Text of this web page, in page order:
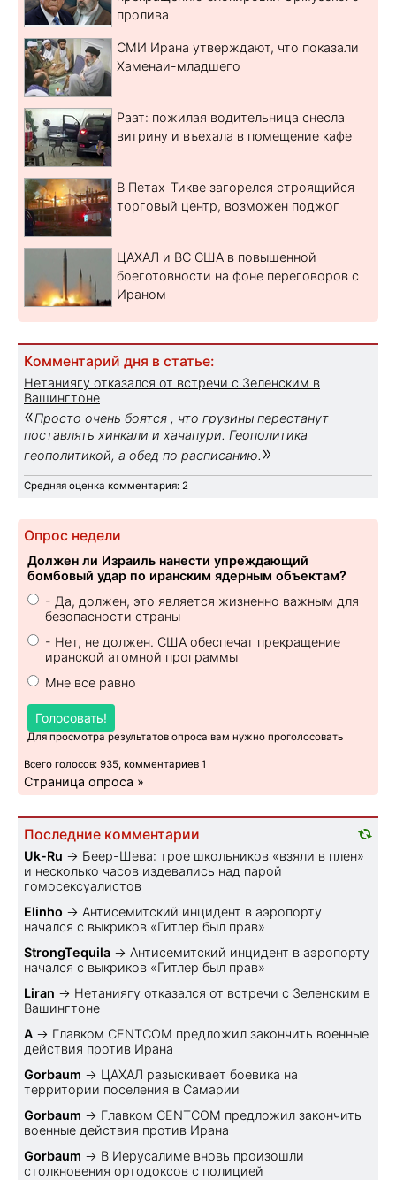
пролива
СМИ Ирана утверждают, что показали
Хаменаи-младшего
Раат: пожилая водительница снесла
витрину и въехала в помещение кафе
В Петах-Тикве загорелся строящийся
торговый центр, возможен поджог
ЦАХАЛ и ВС США в повышенной
боеготовности на фоне переговоров с
Ираном
Комментарий дня в статье:
Нетаниягу отказался от встречи с Зеленским в
Вашингтоне
«Просто очень боятся , что грузины перестанут
поставлять хинкали и хачапури. Геополитика
геополитикой, а обед по расписанию. »
Средняя оценка комментария: 2
Опрос недели
Должен ли Израиль нанести упреждающий
бомбовый удар по иранским ядерным объектам?
- Да, должен, это является жизненно важным для
безопасности страны
- Нет, не должен. США обеспечат прекращение
иранской атомной программы
Мне все равно
Голосовать!
Для просмотра результатов опроса вам нужно проголосовать
Всего голосов: 935, комментариев 1
Страница опроса »
Последние комментарии
Uk-Ru → Беер-Шева: трое школьников «взяли в плен»
и несколько часов издевались над парой
гомосексуалистов
Elinho → Антисемитский инцидент в аэропорту
начался с выкриков «Гитлер был прав»
StrongTequila → Антисемитский инцидент в аэропорту
начался с выкриков «Гитлер был прав»
Liran → Нетаниягу отказался от встречи с Зеленским в
Вашингтоне
A → Главком CENTCOM предложил закончить военные
действия против Ирана
Gorbaum → ЦАХАЛ разыскивает боевика на
территории поселения в Самарии
Gorbaum → Главком CENTCOM предложил закончить
военные действия против Ирана
Gorbaum → В Иерусалиме вновь произошли
столкновения ортодоксов с полицией